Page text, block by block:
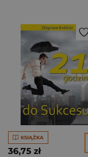
KSIĄŻKA
36,75 zł